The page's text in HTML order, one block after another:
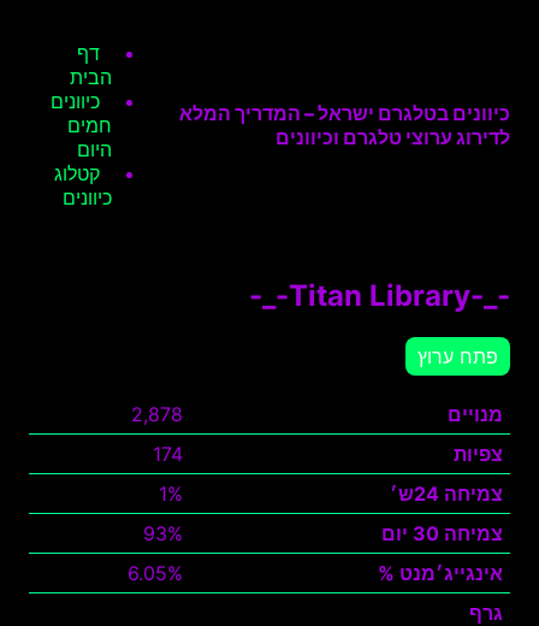
כיוונים בטלגרם ישראל – המדריך המלא
לדירוג ערוצי טלגרם וכיוונים
דף
הבית
כיוונים
חמים
היום
קטלוג
כיוונים
-_-Titan Library-_-
פתח ערוץ
מנויים
2,878
צפיות
174
צמיחה 24ש׳
1%
צמיחה 30 יום
93%
אינגייג׳מנט %
6.05%
גרף